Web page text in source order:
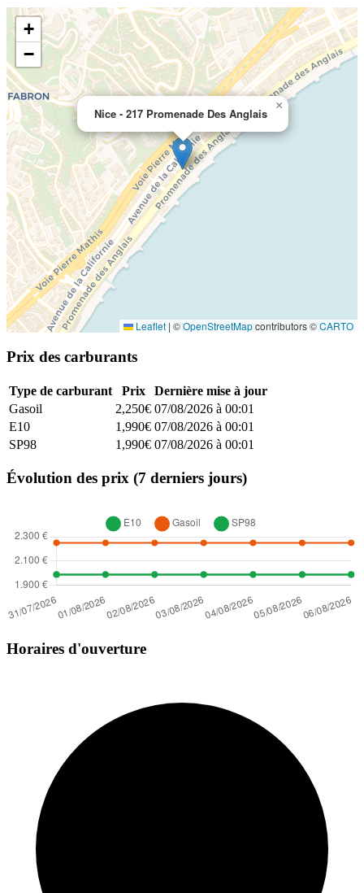
Nice - 217 Promenade Des Anglais
×
+
−
Leaflet | ©OpenStreetMapcontributors ©CARTO
Prix des carburants
Type de carburant Prix
Dernière mise à jour
Gasoil
2,250€ 07/08/2026 à 00:01
E10
1,990€ 07/08/2026 à 00:01
SP98
1,990€ 07/08/2026 à 00:01
Évolution des prix (7 derniers jours)
Horaires d'ouverture